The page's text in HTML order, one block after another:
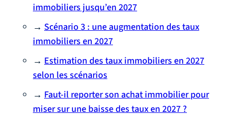
immobiliers jusqu’en 2027
→ Scénario 3 : une augmentation des taux
immobiliers en 2027
→ Estimation des taux immobiliers en 2027
selon les scénarios
→ Faut-il reporter son achat immobilier pour
miser sur une baisse des taux en 2027 ?